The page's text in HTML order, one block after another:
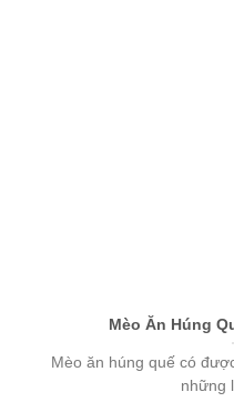
Mèo Ăn Húng
Mèo ăn húng quế có
những